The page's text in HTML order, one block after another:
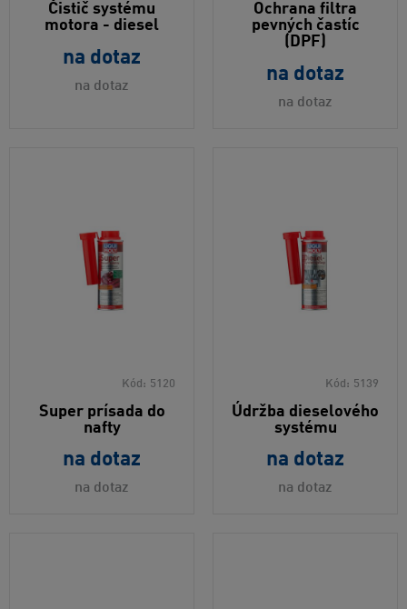
Čistič systému
motora - diesel
na dotaz
na dotaz
Ochrana filtra
pevných častíc
(DPF)
na dotaz
na dotaz
Kód: 5120
Super prísada do
nafty
na dotaz
na dotaz
Kód: 5139
Údržba dieselového
systému
na dotaz
na dotaz